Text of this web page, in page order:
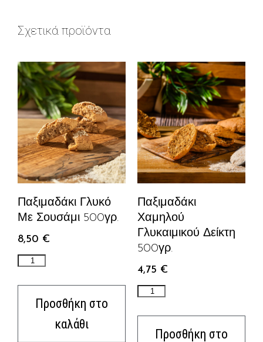
Σχετικά προϊόντα
Παξιμαδάκι Γλυκό
Με Σουσάμι 500γρ.
8,50 €
Προσθήκη στο
καλάθι
Παξιμαδάκι
Χαμηλού
Γλυκαιμικού Δείκτη
500γρ.
4,75 €
Προσθήκη στο